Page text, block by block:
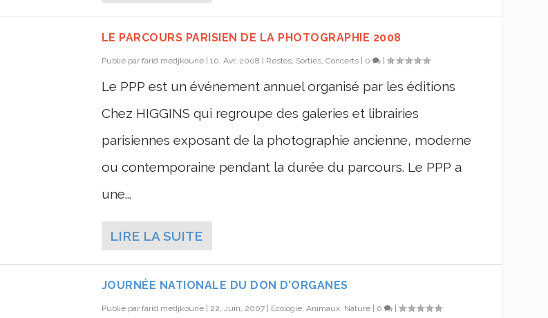
LE PARCOURS PARISIEN DE LA PHOTOGRAPHIE 2008
Publié par farid medjkoune| 10, Avr, 2008 Restos, Sorties, Concerts| 0 |
Le PPP est un événement annuel organisé par les éditions
Chez HIGGINS qui regroupe des galeries et librairies
parisiennes exposant de la photographie ancienne, moderne
ou contemporaine pendant la durée du parcours. Le PPP a
une...
LIRE LA SUITE
JOURNÉE NATIONALE DU DON D’ORGANES
Publié par farid medjkoune| 22, Juin, 2007| Ecologie, Animaux, Nature| 0 |